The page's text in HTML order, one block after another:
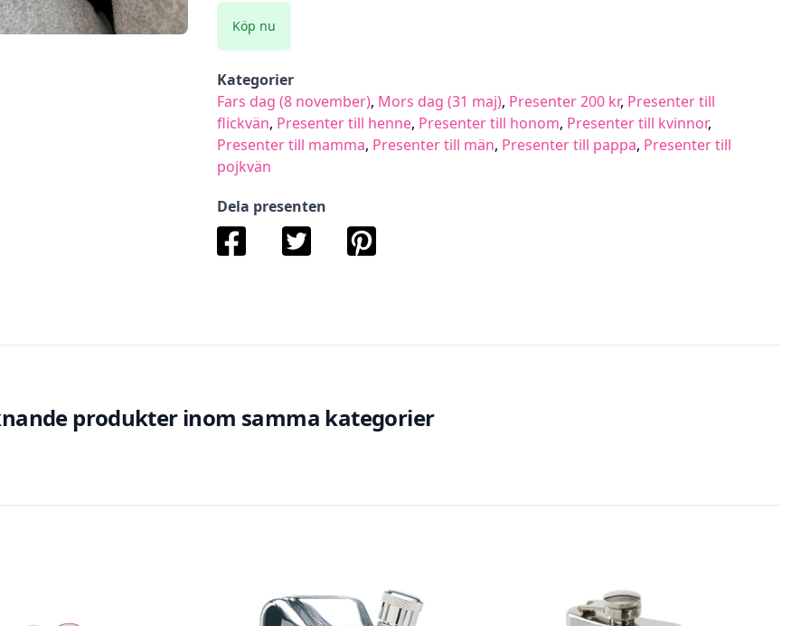
Köp nu
Kategorier
Fars dag (8 november), Mors dag (31 maj), Presenter 200 kr, Presenter till
flickvän, Presenter till henne, Presenter till honom, Presenter till kvinnor,
Presenter till mamma, Presenter till män, Presenter till pappa, Presenter till
pojkvän
Dela presenten
produkter inom samma kategorier